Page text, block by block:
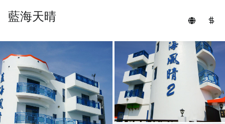
藍海天晴